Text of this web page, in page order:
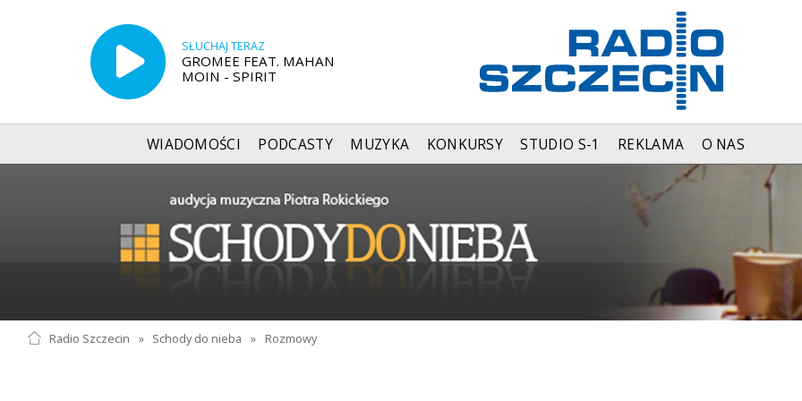
SŁUCHAJ TERAZ
GROMEE FEAT. MAHAN
MOIN - SPIRIT
WIADOMOŚCI PODCASTY MUZYKA KONKURSY STUDIO S-1 REKLAMA O NAS
Radio Szczecin » Schody do nieba » Rozmowy